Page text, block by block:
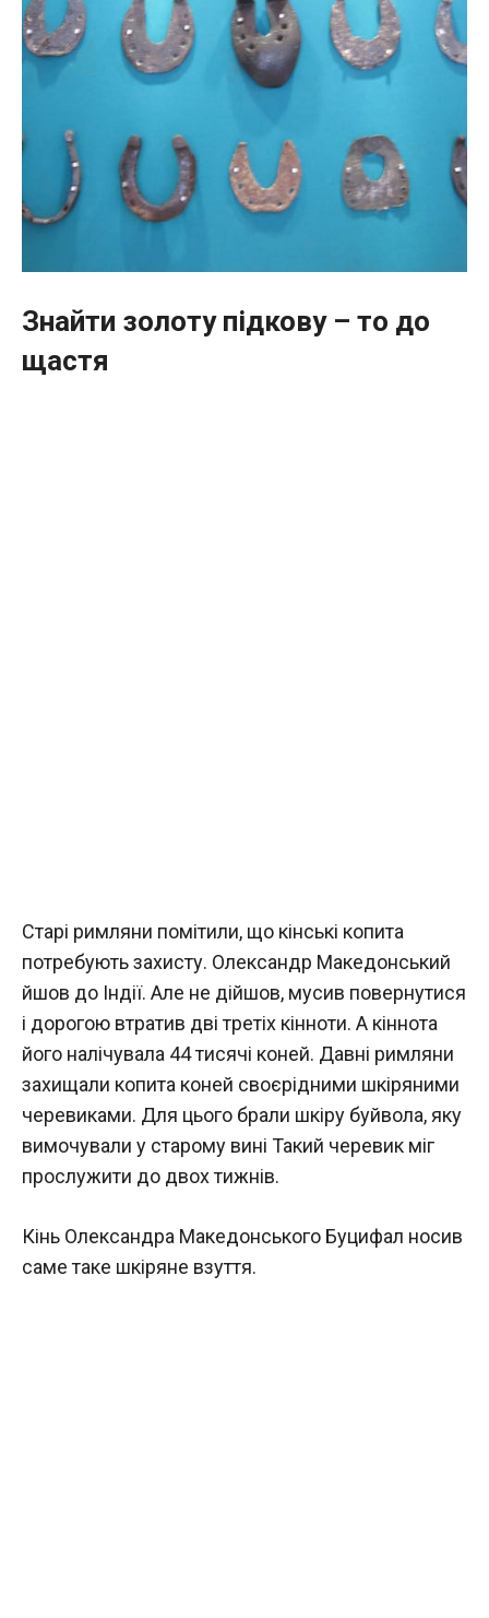
Знайти золоту підкову – то до
щастя
Старі римляни помітили, що кінські копита
потребують захисту. Олександр Македонський
йшов до Індії. Але не дійшов, мусив повернутися
і дорогою втратив дві третіх кінноти. А кіннота
його налічувала 44 тисячі коней. Давні римляни
захищали копита коней своєрідними шкіряними
черевиками. Для цього брали шкіру буйвола, яку
вимочували у старому вині Такий черевик міг
прослужити до двох тижнів.
Кінь Олександра Македонського Буцифал носив
саме таке шкіряне взуття.